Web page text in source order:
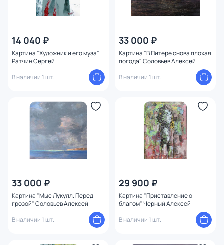
14 040 ₽
Картина "Художник и его муза"
Ратчин Сергей
В наличии 1 шт.
33 000 ₽
Картина "В Питере снова плохая
погода" Соловьев Алексей
В наличии 1 шт.
33 000 ₽
Картина "Мыс Лукулл. Перед
грозой" Соловьев Алексей
В наличии 1 шт.
29 900 ₽
Картина "Приставление о
благом" Черный Алексей
В наличии 1 шт.